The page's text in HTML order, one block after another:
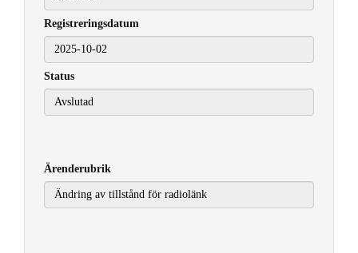
Registreringsdatum
2025-10-02
Status
Ärenderubrik